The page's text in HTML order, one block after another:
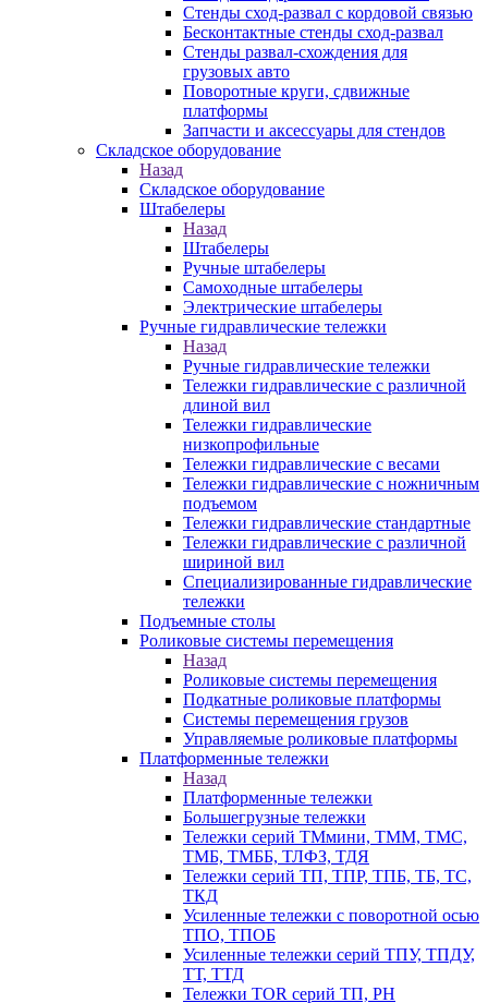
Стенды сход-развал с кордовой связью
Бесконтактные стенды сход-развал
Стенды развал-схождения для
грузовых авто
Поворотные круги, сдвижные
платформы
Запчасти и аксессуары для стендов
Складское оборудование
Назад
Складское оборудование
Штабелеры
Назад
Штабелеры
Ручные штабелеры
Самоходные штабелеры
Электрические штабелеры
Ручные гидравлические тележки
Назад
Ручные гидравлические тележки
Тележки гидравлические с различной
длиной вил
Тележки гидравлические
низкопрофильные
Тележки гидравлические с весами
Тележки гидравлические с ножничным
подъемом
Тележки гидравлические стандартные
Тележки гидравлические с различной
шириной вил
Специализированные гидравлические
тележки
Подъемные столы
Роликовые системы перемещения
Назад
Роликовые системы перемещения
Подкатные роликовые платформы
Системы перемещения грузов
Управляемые роликовые платформы
Платформенные тележки
Назад
Платформенные тележки
Большегрузные тележки
Тележки серий ТМмини, ТММ, ТМС,
ТМБ, ТМББ, ТЛФЗ, ТДЯ
Тележки серий ТП, ТПР, ТПБ, ТБ, ТС,
ТКД
Усиленные тележки с поворотной осью
ТПО, ТПОБ
Усиленные тележки серий ТПУ, ТПДУ,
ТТ, ТТД
Тележки TOR серий ТП, PH